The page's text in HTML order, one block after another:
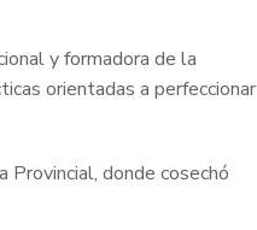
y formadora de la
orientadas a perfeccionar
Provincial, donde cosechó